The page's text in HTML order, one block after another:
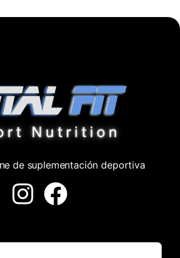
de suplementación deportiva